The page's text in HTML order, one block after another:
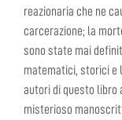
reazionaria che ne
carcerazione; la
sono state mai
matematici, storici e
autori di questo libro
misterioso